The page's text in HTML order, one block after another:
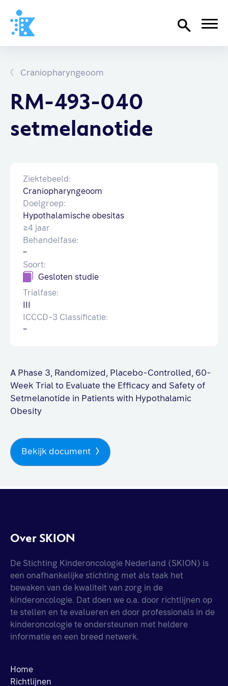
Craniopharyngeoom
RM-493-040
setmelanotide
Ziektebeeld:
Craniopharyngeoom
Doelgroep:
Hypothalamische obesitas
≥4 jaar
Behandelfase:
–
Soort:
Gesloten studie
Trialfase:
ICCCD-3 Classificatie:
–
A Phase 3, Randomized, Placebo-Controlled, 60-
Week Trial to Evaluate the Efficacy and Safety of
Setmelanotide in Patients with Hypothalamic
Obesity
Bekijk document
Over SKION
De Stichting Kinderoncologie Nederland (SKION) is
een onafhankelijke stichting met als taak het
bewaken van de kwaliteit van zorg in de
kinderoncologie. Dat doen we o.a. door richtlijnen op
te stellen en te evalueren en door professionals in de
kinderoncologie te ondersteunen met heldere
informatie en een breed netwerk.
Home
Richtlijnen
Richtlijnen
Over SKION
Organisatie
Steun ons
Contact